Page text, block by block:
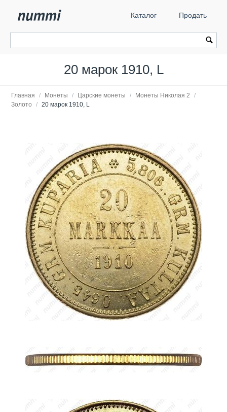
Каталог Продать
20 марок 1910, L
Главная / Монеты / Царские монеты / Монеты Николая 2
/
Золото
/ 20 марок 1910, L